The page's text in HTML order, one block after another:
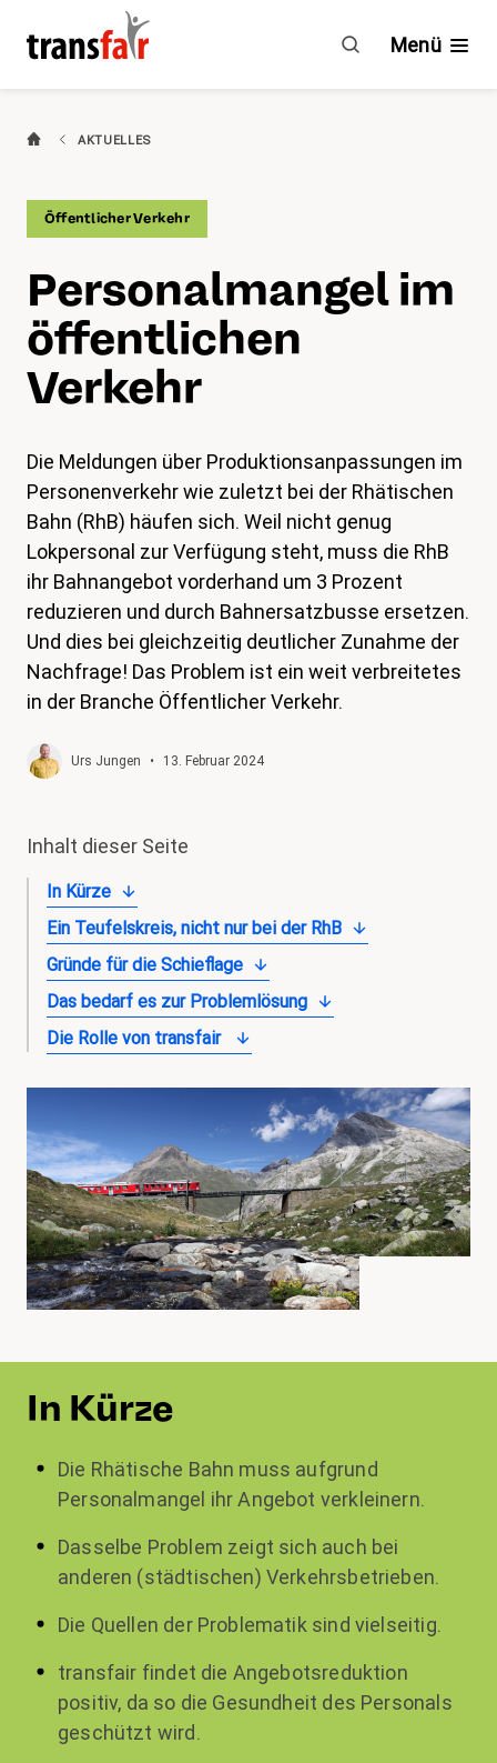
Verkehr
magazin
Shop
Kontakt
Familienzeit
Meine Lehre. Meine Rechte
Branchen
Engagement
Über transfair
Mitgliedervorteile
Menü
AKTUELLES
Öffentlicher Verkehr
Per­so­nal­man­gel im
öffentlichen
Verkehr
Die Meldungen über Produktionsanpassungen im
Personenverkehr wie zuletzt bei der Rhätischen
Bahn (RhB) häufen sich. Weil nicht genug
Lokpersonal zur Verfügung steht, muss die RhB
ihr Bahnangebot vorderhand um 3 Prozent
reduzieren und durch Bahnersatzbusse ersetzen.
Und dies bei gleichzeitig deutlicher Zunahme der
Nachfrage! Das Problem ist ein weit verbreitetes
in der Branche Öffentlicher Verkehr.
Urs Jungen • 13. Februar 2024
Inhalt dieser Seite
In Kürze
Ein Teufelskreis, nicht nur bei der RhB
Gründe für die Schieflage
Das bedarf es zur Problemlösung
Die Rolle von transfair
In Kürze
Die Rhätische Bahn muss aufgrund
Personalmangel ihr Angebot verkleinern.
Dasselbe Problem zeigt sich auch bei
anderen (städtischen) Verkehrsbetrieben.
Die Quellen der Problematik sind vielseitig.
transfair findet die Angebotsreduktion
positiv, da so die Gesundheit des Personals
geschützt wird.